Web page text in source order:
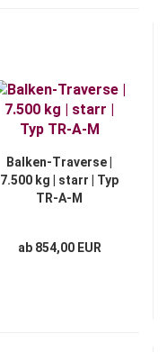
Balken-Traverse |
7.500 kg | starr | Typ
TR-A-M
ab 854,00 EUR